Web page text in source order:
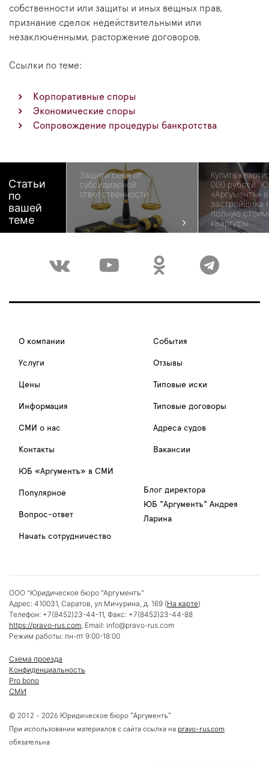
собственности или защиты и иных вещных прав,
признание сделок недействительными или
незаключенными, расторжение договоров.
Ссылки по теме:
Корпоративные споры
Экономические споры
Сопровождение процедуры банкротства
Статьи
по
вашей
теме
Защити себя от
субсидиарной
ответственности
Купить
000 рублей:
«Аргументъ»
застройщика
полную
квартиры
О компании
Услуги
Цены
Информация
СМИ о нас
Контакты
События
Отзывы
Типовые иски
Типовые договоры
Адреса судов
Вакансии
ЮБ «Аргументъ» в СМИ
Популярное
Вопрос-ответ
Начать сотрудничество
Блог директора
ЮБ "Аргументъ" Андрея
Ларина
© 2012 - 2026 Юридическое бюро “Аргументъ”
При использовании материалов с сайта ссылка на pravo-rus.com
обязательна
ООО "Юридическое бюро "Аргументъ"
Адрес: 410031, Саратов, ул Мичурина, д. 169 (На карте)
Телефон: +7(8452)23-44-11, Факс: +7(8452)23-44-88
https://pravo-rus.com, Email: info@pravo-rus.com
Режим работы: пн-пт 9:00-18:00
Схема проезда
Конфиденциальность
Pro bono
СМИ